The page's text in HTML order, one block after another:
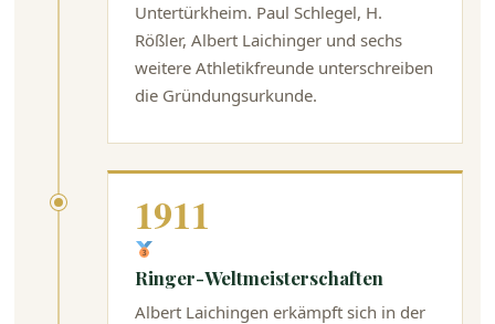
Untertürkheim. Paul Schlegel, H.
Rößler, Albert Laichinger und sechs
weitere Athletikfreunde unterschreiben
die Gründungsurkunde.
1911
Ringer-Weltmeisterschaften
Albert Laichingen erkämpft sich in der